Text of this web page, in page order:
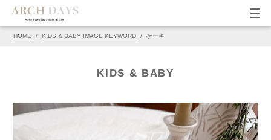
HOME / KIDS & BABY IMAGE KEYWORD / ケーキ
KIDS & BABY
▽この写真の元ページ